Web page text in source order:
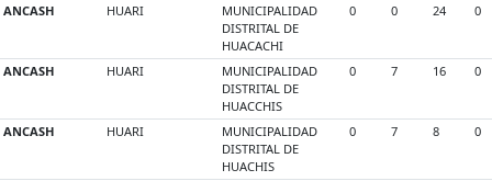
ANCASH HUARI
MUNICIPALIDAD
DISTRITAL DE
HUACACHI
0 0 24 0
ANCASH HUARI
MUNICIPALIDAD
DISTRITAL DE
HUACCHIS
0 7 16 0
ANCASH HUARI
MUNICIPALIDAD
DISTRITAL DE
HUACHIS
0 7 8 0